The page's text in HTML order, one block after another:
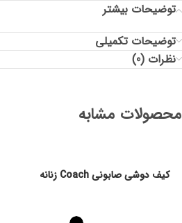
توضیحات بیشتر
توضیحات تکمیلی
نظرات (0)
محصولات مشابه
کیف دوشی صابونی Coach زنانه